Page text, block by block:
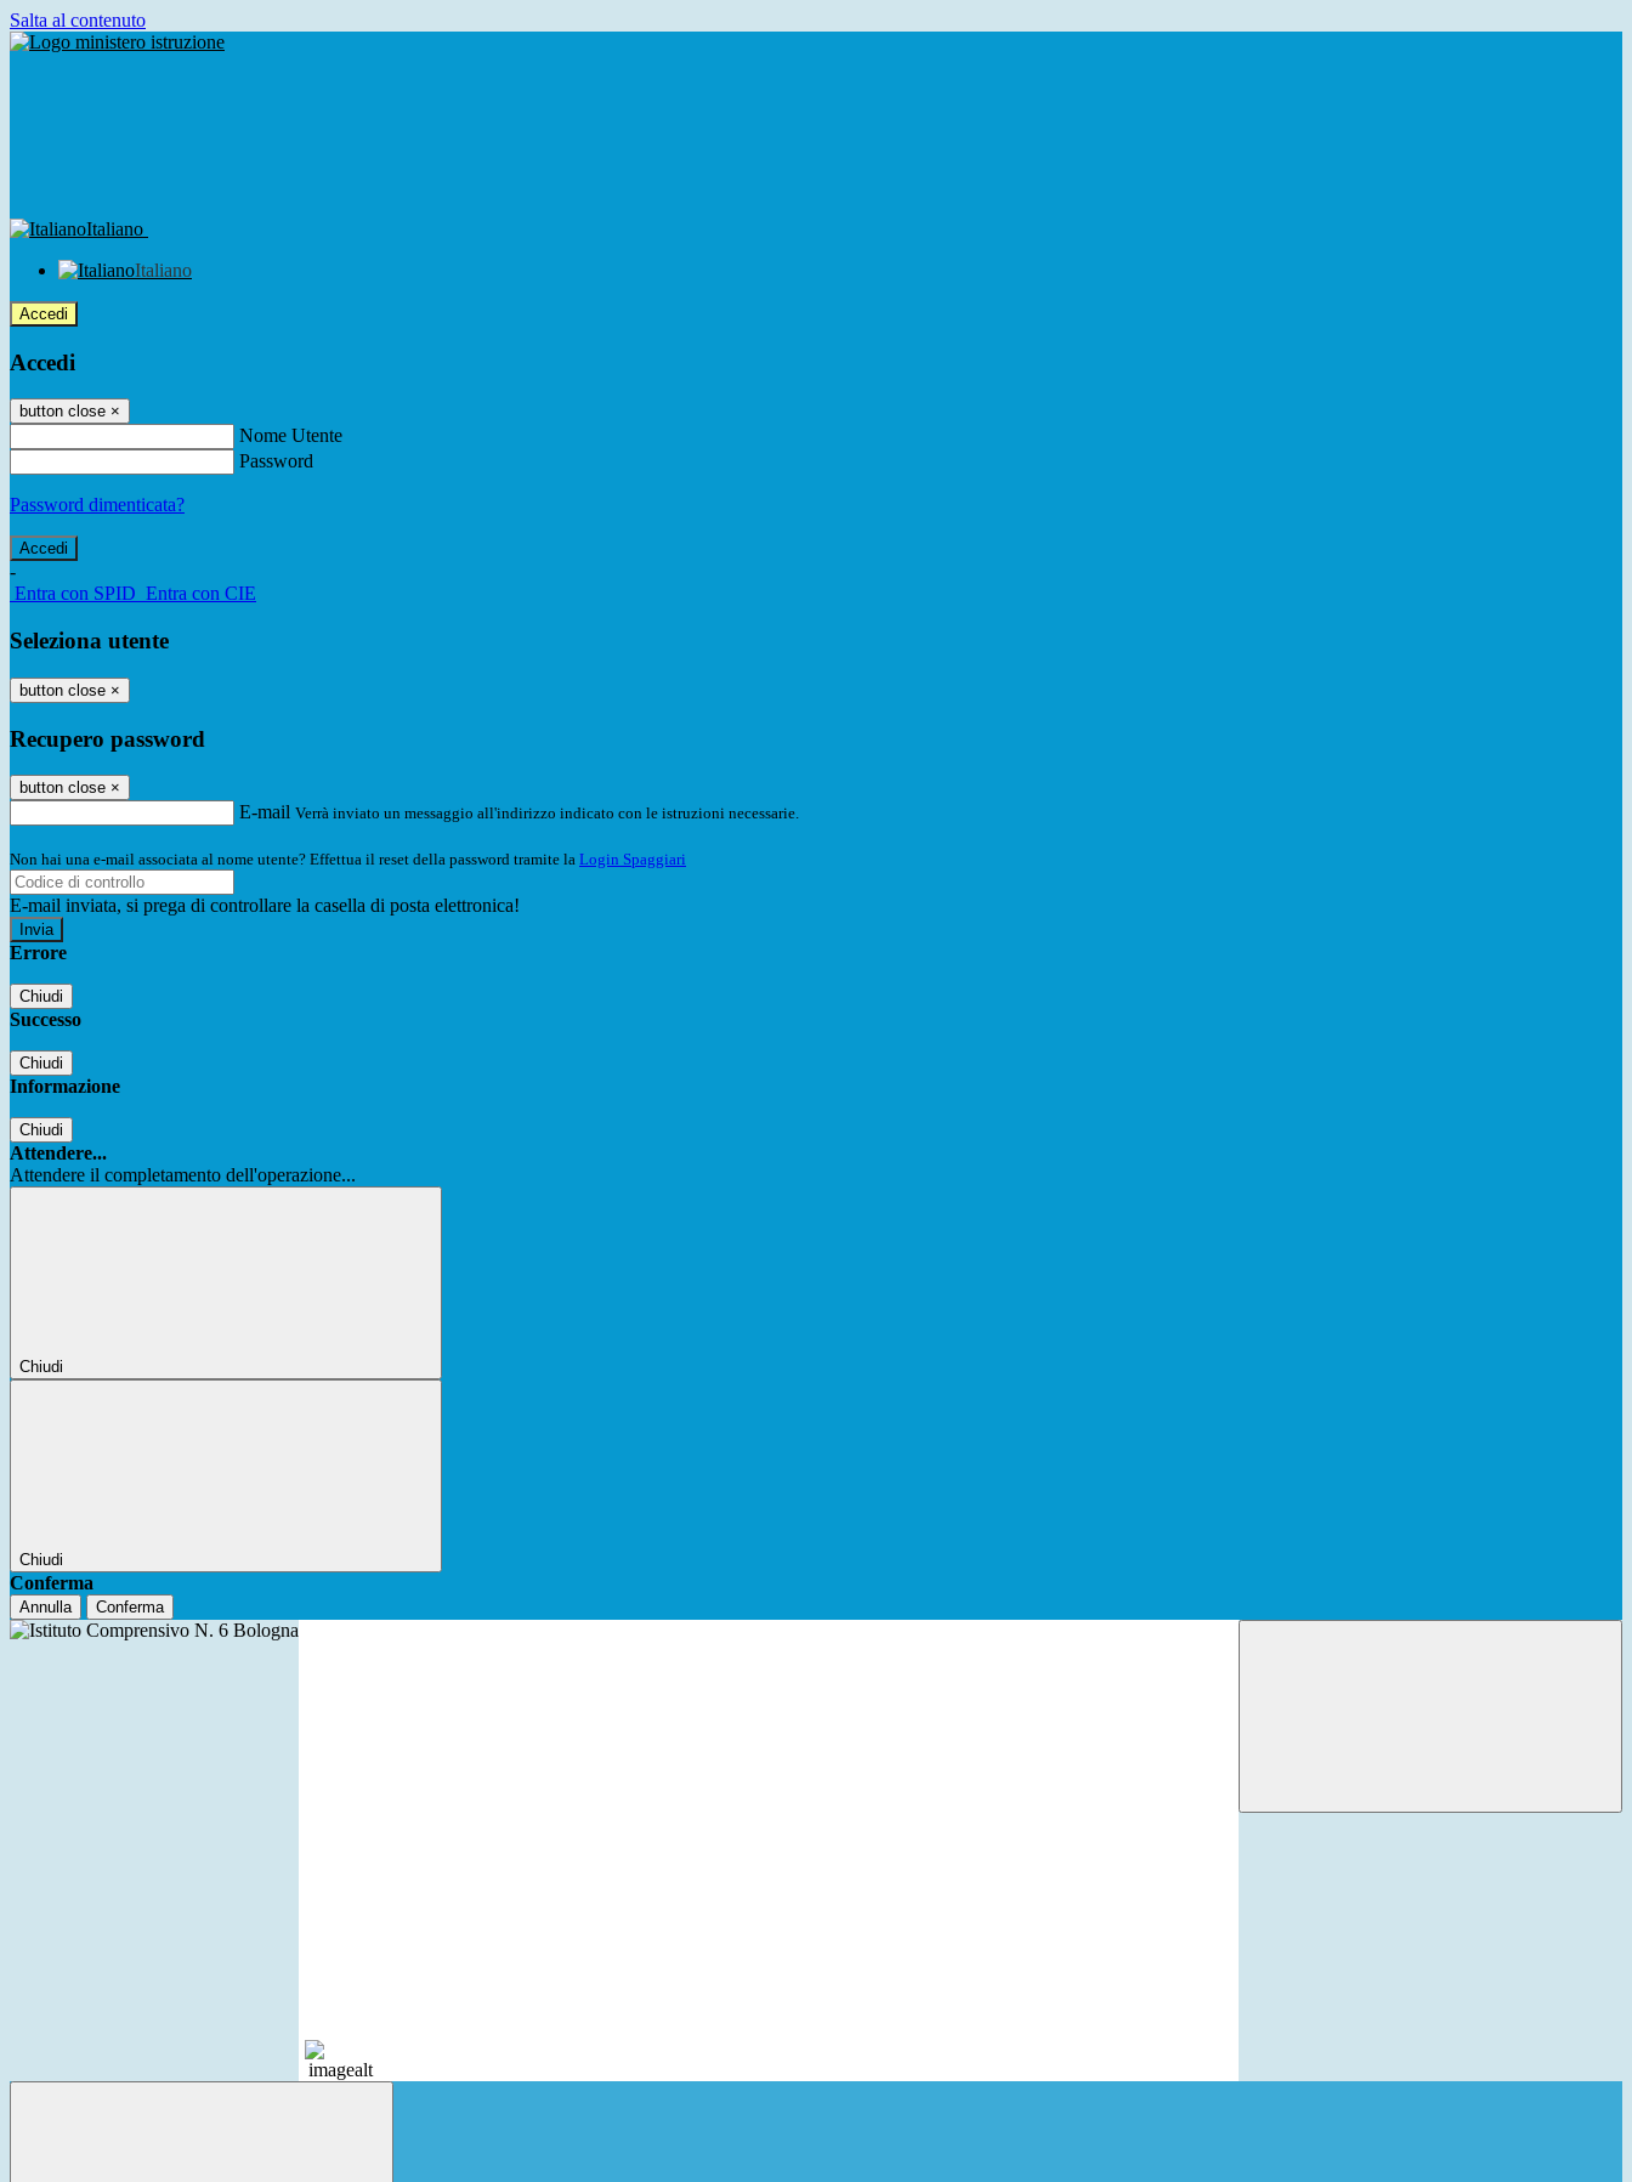
Salta al contenuto
Italiano
Italiano
Accedi
Accedi
button close ×
Nome Utente
Password
Password dimenticata?
-
Entra con SPID Entra con CIE
Seleziona utente
button close ×
Recupero password
button close ×
E-mail Verrà inviato un messaggio all'indirizzo indicato con le istruzioni necessarie.
Non hai una e-mail associata al nome utente? Effettua il reset della password tramite la Login Spaggiari
E-mail inviata, si prega di controllare la casella di posta elettronica!
Errore
Chiudi
Successo
Chiudi
Informazione
Chiudi
Attendere...
Attendere il completamento dell'operazione...
Chiudi
Chiudi
Conferma
Annulla Conferma